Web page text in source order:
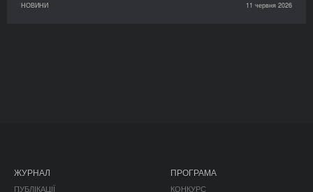
НОВИНИ 11 червня 2026
ЖУРНАЛ
ПУБЛІКАЦІЇ
ПРОГРАМА
КОНКУРС